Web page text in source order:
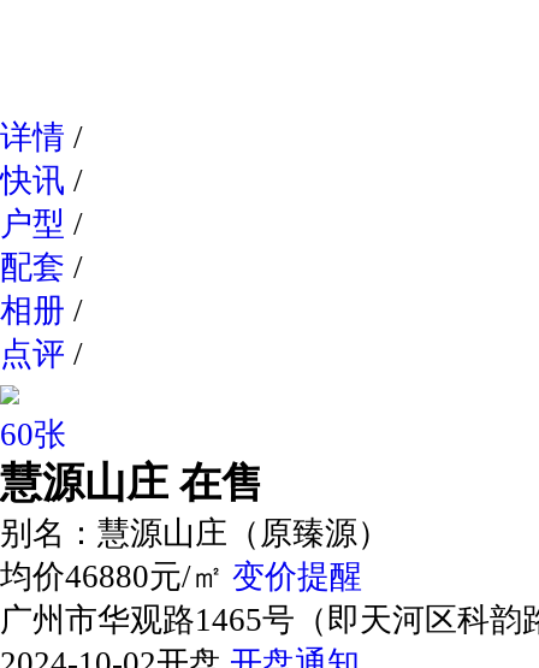
详情 /
快讯 /
户型 /
配套 /
相册 /
点评 /
60张
慧源山庄 在售
别名： 慧源山庄（原臻源）
均价46880元/㎡ 变价提醒
广州市华观路1465号（即天河区科韵